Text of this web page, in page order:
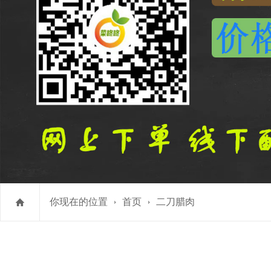
你现在的位置 首页 二刀腊肉